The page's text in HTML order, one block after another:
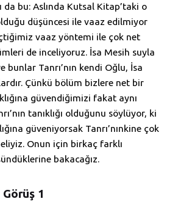
da bu: Aslında Kutsal Kitap’taki o
düşüncesi ile vaaz edilmiyor
vaaz yöntemi ile çok net
de inceliyoruz. İsa Mesih suyla
bunlar Tanrı’nın kendi Oğlu, İsa
Çünkü bölüm bizlere net bir
güvendiğimizi fakat aynı
tanıklığı olduğunu söylüyor, ki
güveniyorsak Tanrı’nınkine çok
Onun için birkaç farklı
bakacağız.
1